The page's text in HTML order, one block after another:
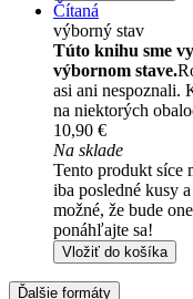
Čítaná
výborný stav
Túto knihu sme
výbornom stave.
asi ani nespoznali.
na niektorých
10,90 €
Na sklade
Tento produkt síce
iba posledné kusy
možné, že bude
ponáhľajte sa!
Vložiť do košíka
Ďalšie formáty